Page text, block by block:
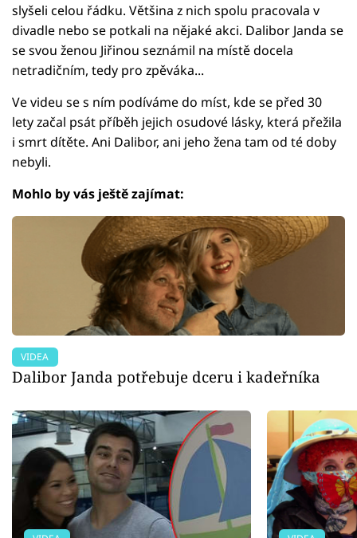
slyšeli celou řádku. Většina z nich spolu pracovala v
divadle nebo se potkali na nějaké akci. Dalibor Janda se
se svou ženou Jiřinou seznámil na místě docela
netradičním, tedy pro zpěváka...
Ve videu se s ním podíváme do míst, kde se před 30
lety začal psát příběh jejich osudové lásky, která přežila
i smrt dítěte. Ani Dalibor, ani jeho žena tam od té doby
nebyli.
Mohlo by vás ještě zajímat:
VIDEA
Dalibor Janda potřebuje dceru i kadeřníka